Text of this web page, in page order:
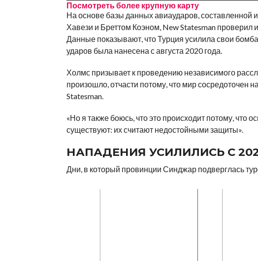
Посмотреть более крупную карту
На основе базы данных авиаударов,
Хавези и Бреттом Коэном, New Statesman проверил
Данные показывают, что Турция усилила свои
ударов была нанесена с августа 2020 года.
Холмс призывает к проведению независимого
произошло, отчасти потому, что мир сосредоточен
Statesman.
«Но я также боюсь, что это происходит потому, что
существуют: их считают недостойными защиты».
НАПАДЕНИЯ УСИЛИЛИСЬ С
Дни, в который провинции Синджар подверглась